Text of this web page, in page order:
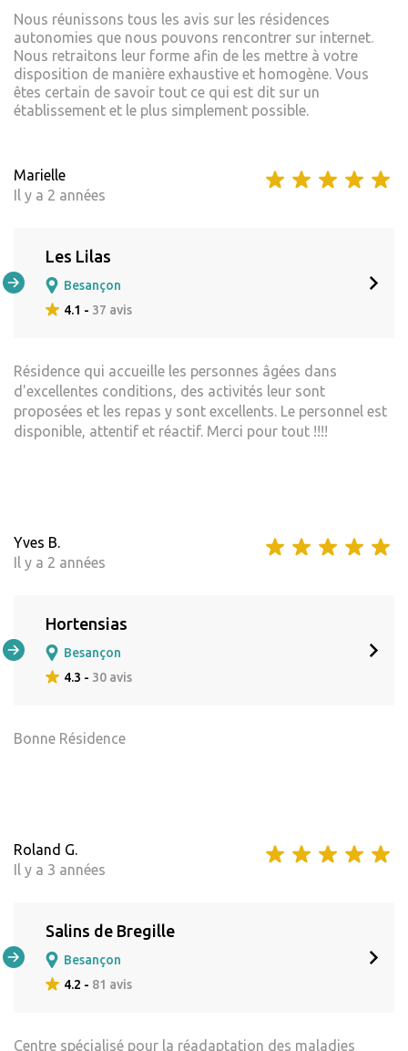
Nous réunissons tous les avis sur les résidences
autonomies que nous pouvons rencontrer sur internet.
Nous retraitons leur forme afin de les mettre à votre
disposition de manière exhaustive et homogène. Vous
êtes certain de savoir tout ce qui est dit sur un
établissement et le plus simplement possible.
Marielle
Il y a 2 années
Les Lilas
Besançon
4.1 - 37 avis
Résidence qui accueille les personnes âgées dans
d'excellentes conditions, des activités leur sont
proposées et les repas y sont excellents. Le personnel est
disponible, attentif et réactif. Merci pour tout !!!!
Yves B.
Il y a 2 années
Hortensias
Besançon
4.3 - 30 avis
Bonne Résidence
Roland G.
Il y a 3 années
Salins de Bregille
Besançon
4.2 - 81 avis
Centre spécialisé pour la réadaptation des maladies